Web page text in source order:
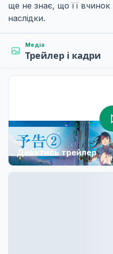
ще не знає, що її вчинок
наслідки.
Медіа
Трейлер і кадри
Дивитись трейлер